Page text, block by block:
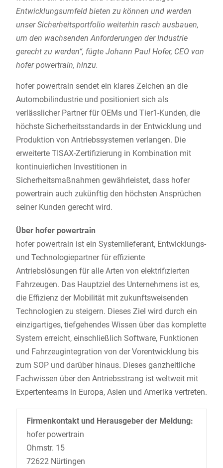
Entwicklungsumfeld bieten zu können und werden
unser Sicherheitsportfolio weiterhin rasch ausbauen,
um den wachsenden Anforderungen der Industrie
gerecht zu werden“, fügte Johann Paul Hofer, CEO von
hofer powertrain, hinzu.
hofer powertrain sendet ein klares Zeichen an die
Automobilindustrie und positioniert sich als
verlässlicher Partner für OEMs und Tier1-Kunden, die
höchste Sicherheitsstandards in der Entwicklung und
Produktion von Antriebssystemen verlangen. Die
erweiterte TISAX-Zertifizierung in Kombination mit
kontinuierlichen Investitionen in
Sicherheitsmaßnahmen gewährleistet, dass hofer
powertrain auch zukünftig den höchsten Ansprüchen
seiner Kunden gerecht wird.
Über hofer powertrain
hofer powertrain ist ein Systemlieferant, Entwicklungs-
und Technologiepartner für effiziente
Antriebslösungen für alle Arten von elektrifizierten
Fahrzeugen. Das Hauptziel des Unternehmens ist es,
die Effizienz der Mobilität mit zukunftsweisenden
Technologien zu steigern. Dieses Ziel wird durch ein
einzigartiges, tiefgehendes Wissen über das komplette
System erreicht, einschließlich Software, Funktionen
und Fahrzeugintegration von der Vorentwicklung bis
zum SOP und darüber hinaus. Dieses ganzheitliche
Fachwissen über den Antriebsstrang ist weltweit mit
Expertenteams in Europa, Asien und Amerika vertreten.
Firmenkontakt und Herausgeber der Meldung:
hofer powertrain
Ohmstr. 15
72622 Nürtingen